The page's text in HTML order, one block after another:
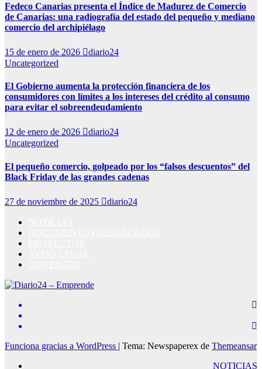
Fedeco Canarias presenta el Índice de Madurez de Comercio
de Canarias: una radiografía del estado del pequeño y mediano
comercio del archipiélago
15 de enero de 2026
diario24
Uncategorized
El Gobierno aumenta la protección financiera de los
consumidores con límites a los intereses del crédito al consumo
para evitar el sobreendeudamiento
12 de enero de 2026
diario24
Uncategorized
El pequeño comercio, golpeado por los “falsos descuentos” del
Black Friday de las grandes cadenas
27 de noviembre de 2025 diario24
Funciona gracias a WordPress | Tema: Newspaperex de Themeansar
NOTICIAS